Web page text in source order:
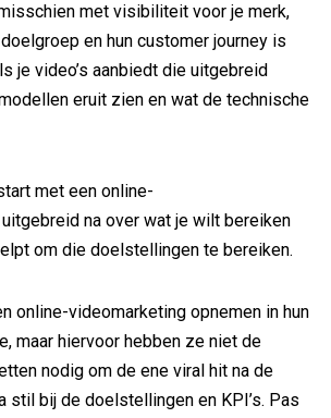
met visibiliteit voor je merk,
en hun customer journey is
je video’s aanbiedt die uitgebreid
eruit zien en wat de technische
met een online-
na over wat je wilt bereiken
om die doelstellingen te bereiken.
online-videomarketing opnemen in hun
maar hiervoor hebben ze niet de
nodig om de ene viral hit na de
stil bij de doelstellingen en KPI’s. Pas